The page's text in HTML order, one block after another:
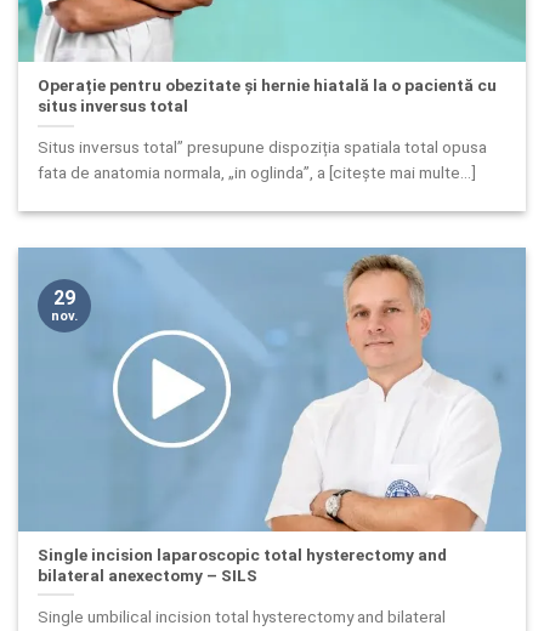
Operație pentru obezitate și hernie hiatală la o pacientă cu
situs inversus total
Situs inversus total” presupune dispoziția spatiala total opusa
fata de anatomia normala, „in oglinda”, a [citește mai multe...]
Single incision laparoscopic total hysterectomy and
bilateral anexectomy – SILS
Single umbilical incision total hysterectomy and bilateral
29
nov.